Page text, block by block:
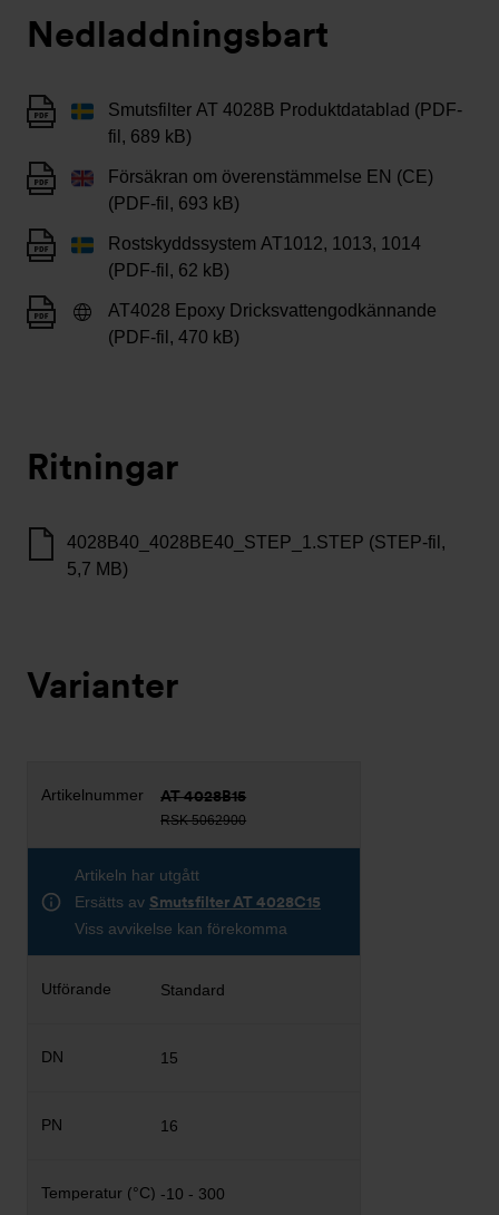
Nedladdningsbart
Smutsfilter AT 4028B Produktdatablad (PDF-
fil, 689 kB)
Försäkran om överenstämmelse EN (CE)
(PDF-fil, 693 kB)
Rostskyddssystem AT1012, 1013, 1014
(PDF-fil, 62 kB)
AT4028 Epoxy Dricksvattengodkännande
(PDF-fil, 470 kB)
Ritningar
4028B40_4028BE40_STEP_1.STEP (STEP-fil,
5,7 MB)
Varianter
AT 4028B15
RSK 5062900
Artikeln har utgått
Ersätts av Smutsfilter AT 4028C15
Viss avvikelse kan förekomma
Standard
15
16
-10 - 300